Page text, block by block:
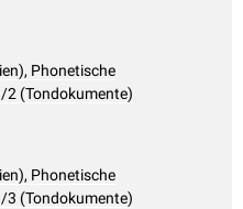
Phonetische
2 (Tondokumente)
Phonetische
3 (Tondokumente)